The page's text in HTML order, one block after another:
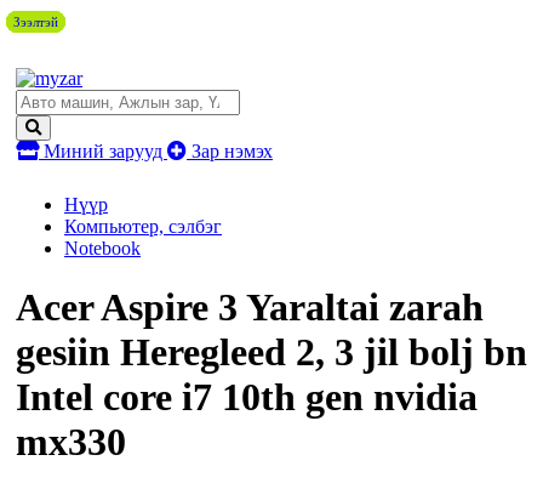
Миний зарууд Зар нэмэх
Нүүр
Компьютер, сэлбэг
Notebook
Acer Aspire 3 Yaraltai zarah
gesiin Heregleed 2, 3 jil bolj bn
Intel core i7 10th gen nvidia
mx330
Зээлтэй
Зээлтэй
Зээлтэй
Зээлтэй
Зээлтэй
Зээлтэй
Зээлтэй